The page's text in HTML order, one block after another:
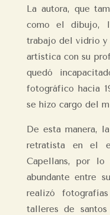
La autora, que
como el dibujo,
trabajo del vidrio y
artística con su
quedó
fotográfico hacia
se hizo cargo del
De esta manera,
retratista en el
Capellans, por
abundante entre
realizó
talleres de